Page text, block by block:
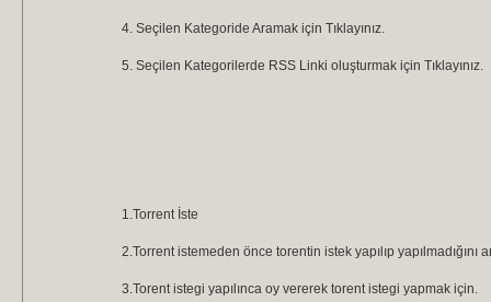
4. Seçilen Kategoride Aramak için Tıklayınız.
5. Seçilen Kategorilerde RSS Linki oluşturmak için Tıklayınız.
1.Torrent İste
2.Torrent istemeden önce torentin istek yapılıp yapılmadığını
3.Torent istegi yapılınca oy vererek torent istegi yapmak için.